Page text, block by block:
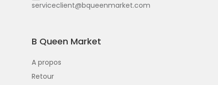
serviceclient@bqueenmarket.com
B Queen Market
A propos
Retour